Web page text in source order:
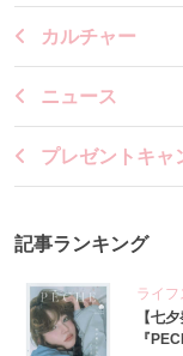
カルチャー
ニュース
プレゼントキャ
記事ランキング
ライ
【七
『